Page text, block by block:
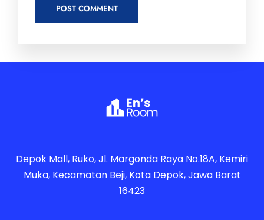
Depok Mall, Ruko, Jl. Margonda Raya No.18A, Kemiri
Muka, Kecamatan Beji, Kota Depok, Jawa Barat
16423